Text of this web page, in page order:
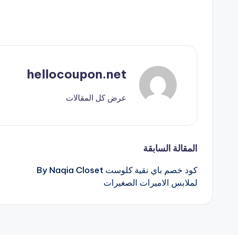
hellocoupon.net
عرض كل المقالات
تصفّح
المقالات
المقالة السابقة
كود خصم باي نقية كلوست By Naqia Closet
لملابس الاميرات الصغيرات